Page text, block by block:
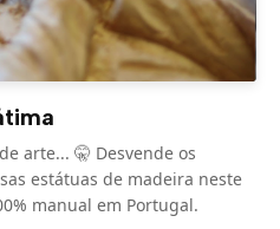
arte... 🤫 Desvende os
estátuas de madeira neste
manual em Portugal.